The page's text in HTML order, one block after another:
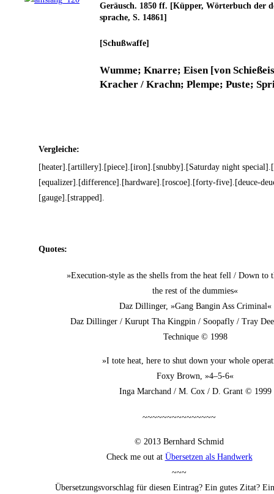
Geräusch. 1850 ff. [Küp­per, Wör­ter­buch der
spra­che, S. 14861]
[Schuß­waf­fe]
Wum­me; Knar­re; Eisen [von
Kra­cher / Krachn; Plem­pe; Pus­te;
Ver­glei­che:
[heater].[artillery].[piece].[iron].[snubby].[Saturday night
[equalizer].[difference].[hardware].[roscoe].[forty-five].[deuce-
[gauge].[strapped].
Quo­tes:
»Exe­cu­ti­on-style as the shells from the heat fell / Down to
the rest of the dummies«
Daz Dil­lin­ger, »Gang Ban­gin Ass Criminal«
Daz Dil­lin­ger / Kurupt Tha King­pin / Soo­pa­fly / Tray
Tech­ni­que © 1998
»I tote heat, here to shut down your who­le
Foxy Brown, »4–5‑6«
Inga Mar­chand / M. Cox / D. Grant © 1999
~~~~~~~~~~~~~~~
© 2013 Bern­hard Schmid
Check me out at Über­set­zen als Handwerk
~~~
Über­set­zungs­vor­schlag für die­sen Ein­trag? Ein gutes Zitat?